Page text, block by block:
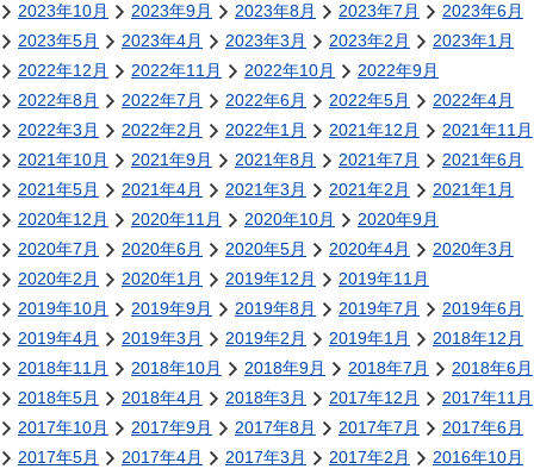
2023年10月
2023年9月 2023年8月 2023年7月
2023年6月
2023年5月
2023年4月 2023年3月 2023年2月
2023年1月
2022年12月
2022年11月 2022年10月
2022年9月
2022年8月
2022年7月 2022年6月 2022年5月
2022年4月
2022年3月
2022年2月 2022年1月 2021年12月
2021年11月
2021年10月
2021年9月 2021年8月 2021年7月
2021年6月
2021年5月
2021年4月 2021年3月 2021年2月
2021年1月
2020年12月
2020年11月 2020年10月
2020年9月
2020年7月
2020年6月 2020年5月 2020年4月
2020年3月
2020年2月
2020年1月 2019年12月
2019年11月
2019年10月
2019年9月 2019年8月 2019年7月
2019年6月
2019年4月
2019年3月 2019年2月 2019年1月
2018年12月
2018年11月
2018年10月 2018年9月 2018年7月
2018年6月
2018年5月
2018年4月 2018年3月 2017年12月
2017年11月
2017年10月
2017年9月 2017年8月 2017年7月
2017年6月
2017年5月
2017年4月 2017年3月 2017年2月
2016年10月